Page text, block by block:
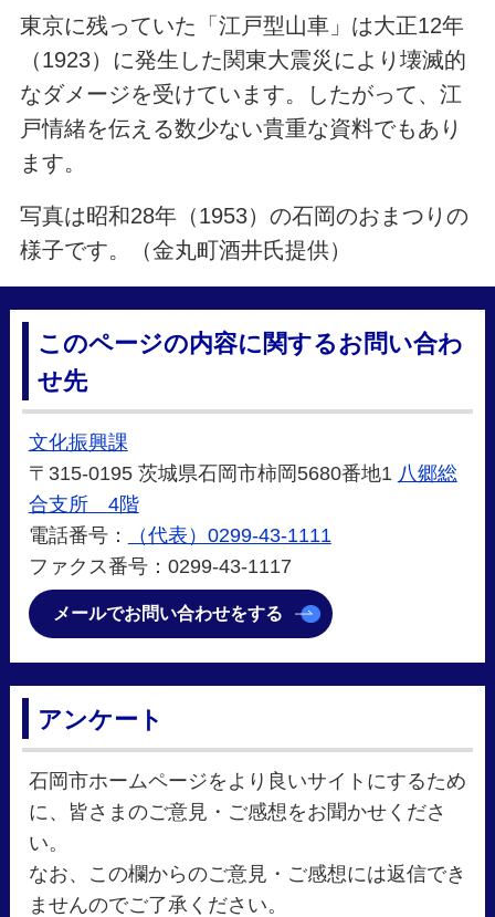
東京に残っていた「江戸型山車」は大正12年
（1923）に発生した関東大震災により壊滅的
なダメージを受けています。したがって、江
戸情緒を伝える数少ない貴重な資料でもあり
ます。
写真は昭和28年（1953）の石岡のおまつりの
様子です。（金丸町酒井氏提供）
このページの内容に関するお問い合わ
せ先
文化振興課
〒315-0195 茨城県石岡市柿岡5680番地1 八郷総
合支所 4階
電話番号：
（代表）0299-43-1111
ファクス番号：0299-43-1117
メールでお問い合わせをする
アンケート
石岡市ホームページをより良いサイトにするため
に、皆さまのご意見・ご感想をお聞かせくださ
い。
なお、この欄からのご意見・ご感想には返信でき
ませんのでご了承ください。